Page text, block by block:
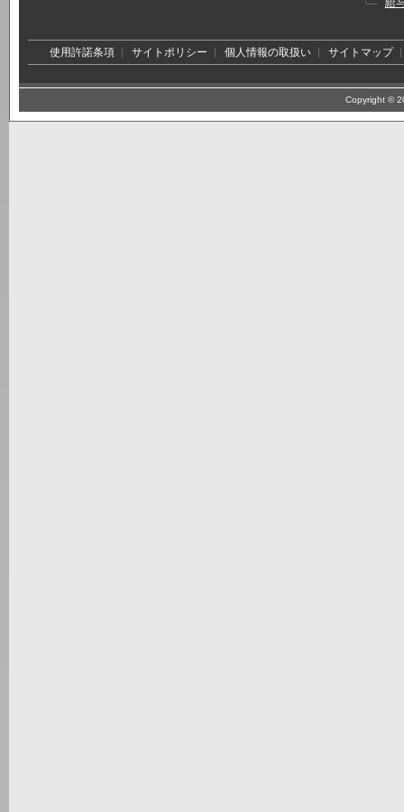
給
使用許諾条項 サイトポリシー 個人情報の取扱い サイトマップ
Copyright ©